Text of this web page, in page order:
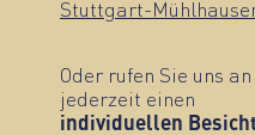
Stuttgart-
Oder rufen Sie uns
jederzeit einen
individuellen